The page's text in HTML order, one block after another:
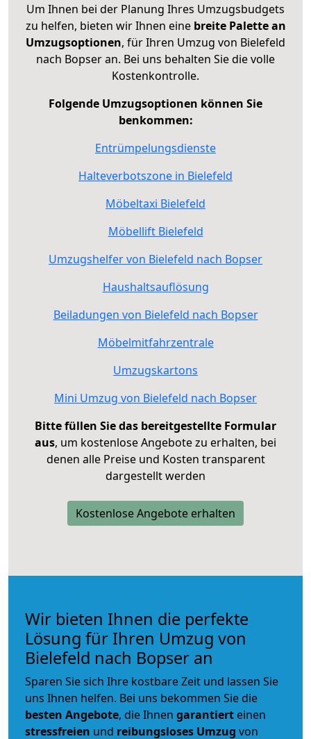
Um Ihnen bei der Planung Ihres Umzugsbudgets
zu helfen, bieten wir Ihnen eine breite Palette an
Umzugsoptionen, für Ihren Umzug von Bielefeld
nach Bopser an. Bei uns behalten Sie die volle
Kostenkontrolle.
Folgende Umzugsoptionen können Sie
benkommen:
Entrümpelungsdienste
Halteverbotszone in Bielefeld
Möbeltaxi Bielefeld
Möbellift Bielefeld
Umzugshelfer von Bielefeld nach Bopser
Haushaltsauflösung
Beiladungen von Bielefeld nach Bopser
Möbelmitfahrzentrale
Umzugskartons
Mini Umzug von Bielefeld nach Bopser
Bitte füllen Sie das bereitgestellte Formular
aus, um kostenlose Angebote zu erhalten, bei
denen alle Preise und Kosten transparent
dargestellt werden
Kostenlose Angebote erhalten
Wir bieten Ihnen die perfekte
Lösung für Ihren Umzug von
Bielefeld nach Bopser an
Sparen Sie sich Ihre kostbare Zeit und lassen Sie
uns Ihnen helfen. Bei uns bekommen Sie die
besten Angebote, die Ihnen garantiert einen
stressfreien und reibungsloses Umzug von